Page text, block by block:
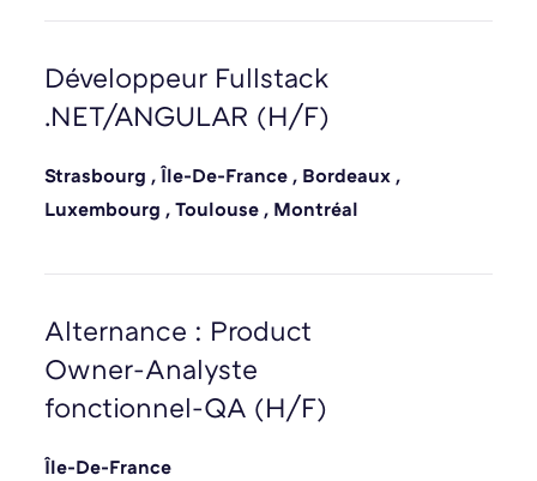
Développeur Fullstack
.NET/ANGULAR (H/F)
Strasbourg ,Île-De-France , Bordeaux ,
Luxembourg ,Toulouse , Montréal
Alternance : Product
Owner-Analyste
fonctionnel-QA (H/F)
Île-De-France